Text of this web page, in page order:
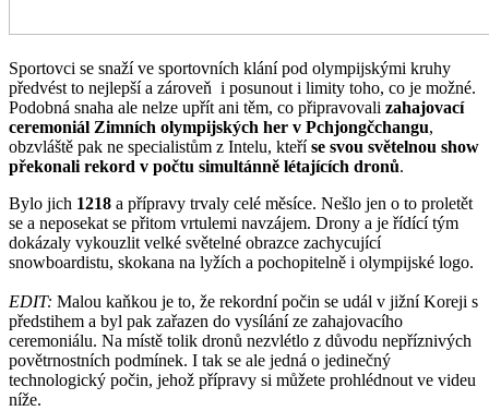
Sportovci se snaží ve sportovních klání pod olympijskými kruhy
předvést to nejlepší a zároveň i posunout i limity toho, co je možné.
Podobná snaha ale nelze upřít ani těm, co připravovali zahajovací
ceremoniál Zimních olympijských her v Pchjongčchangu,
obzvláště pak ne specialistům z Intelu, kteříse svou světelnou show
překonali rekord v počtu simultánně létajících dronů.
Bylo jich 1218 a přípravy trvaly celé měsíce. Nešlo jen o to proletět
se a neposekat se přitom vrtulemi navzájem. Drony a je řídící tým
dokázaly vykouzlit velké světelné obrazce zachycující
snowboardistu, skokana na lyžích a pochopitelně i olympijské logo.
EDIT: Malou kaňkou je to, že rekordní počin se udál v jižní Koreji s
předstihem a byl pak zařazen do vysílání ze zahajovacího
ceremoniálu. Na místě tolik dronů nezvlétlo z důvodu nepříznivých
povětrnostních podmínek. I tak se ale jedná o jedinečný
technologický počin, jehož přípravy si můžete prohlédnout ve videu
níže.